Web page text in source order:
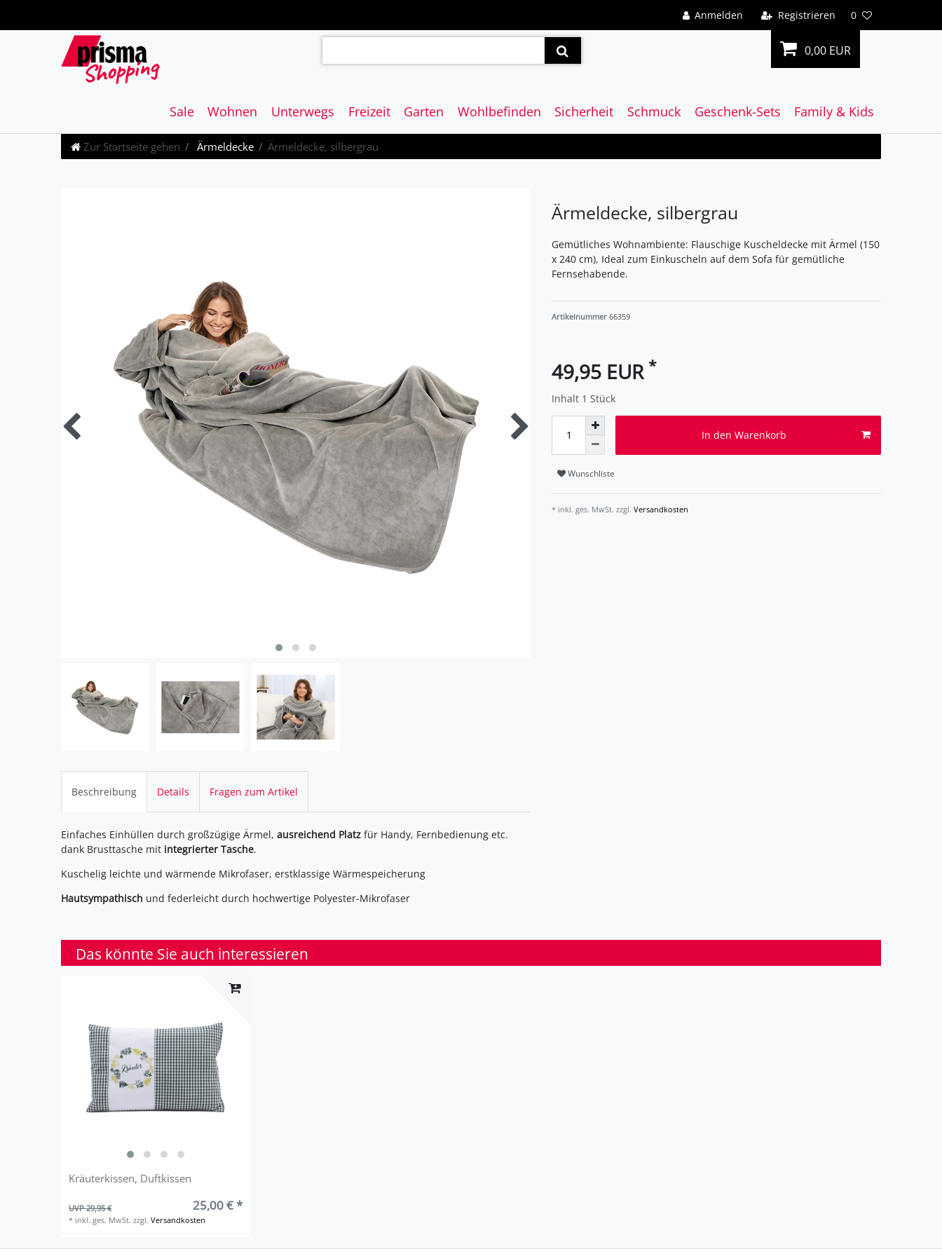
Anmelden Registrieren 0
0,00 EUR
Sale Wohnen Unterwegs Freizeit Garten Wohlbefinden Sicherheit Schmuck Geschenk-Sets Family & Kids
Zur Startseite gehen Ärmeldecke Ärmeldecke, silbergrau
Ärmeldecke, silbergrau
Gemütliches Wohnambiente: Flauschige Kuscheldecke mit Ärmel (150
x 240 cm), Ideal zum Einkuscheln auf dem Sofa für gemütliche
Fernsehabende.
Artikelnummer 66359
49,95 EUR *
Inhalt 1 Stück
In den Warenkorb
Wunschliste
* inkl. ges. MwSt. zzgl. Versandkosten
Beschreibung Details Fragen zum Artikel
Einfaches Einhüllen durch großzügige Ärmel, ausreichend Platz für Handy, Fernbedienung etc.
dank Brusttasche mit integrierter Tasche.
Kuschelig leichte und wärmende Mikrofaser, erstklassige Wärmespeicherung
Hautsympathisch und federleicht durch hochwertige Polyester-Mikrofaser
Das könnte Sie auch interessieren
Kräuterkissen, Duftkissen
UVP 29,95 € 25,00 € *
* inkl. ges. MwSt. zzgl.Versandkosten